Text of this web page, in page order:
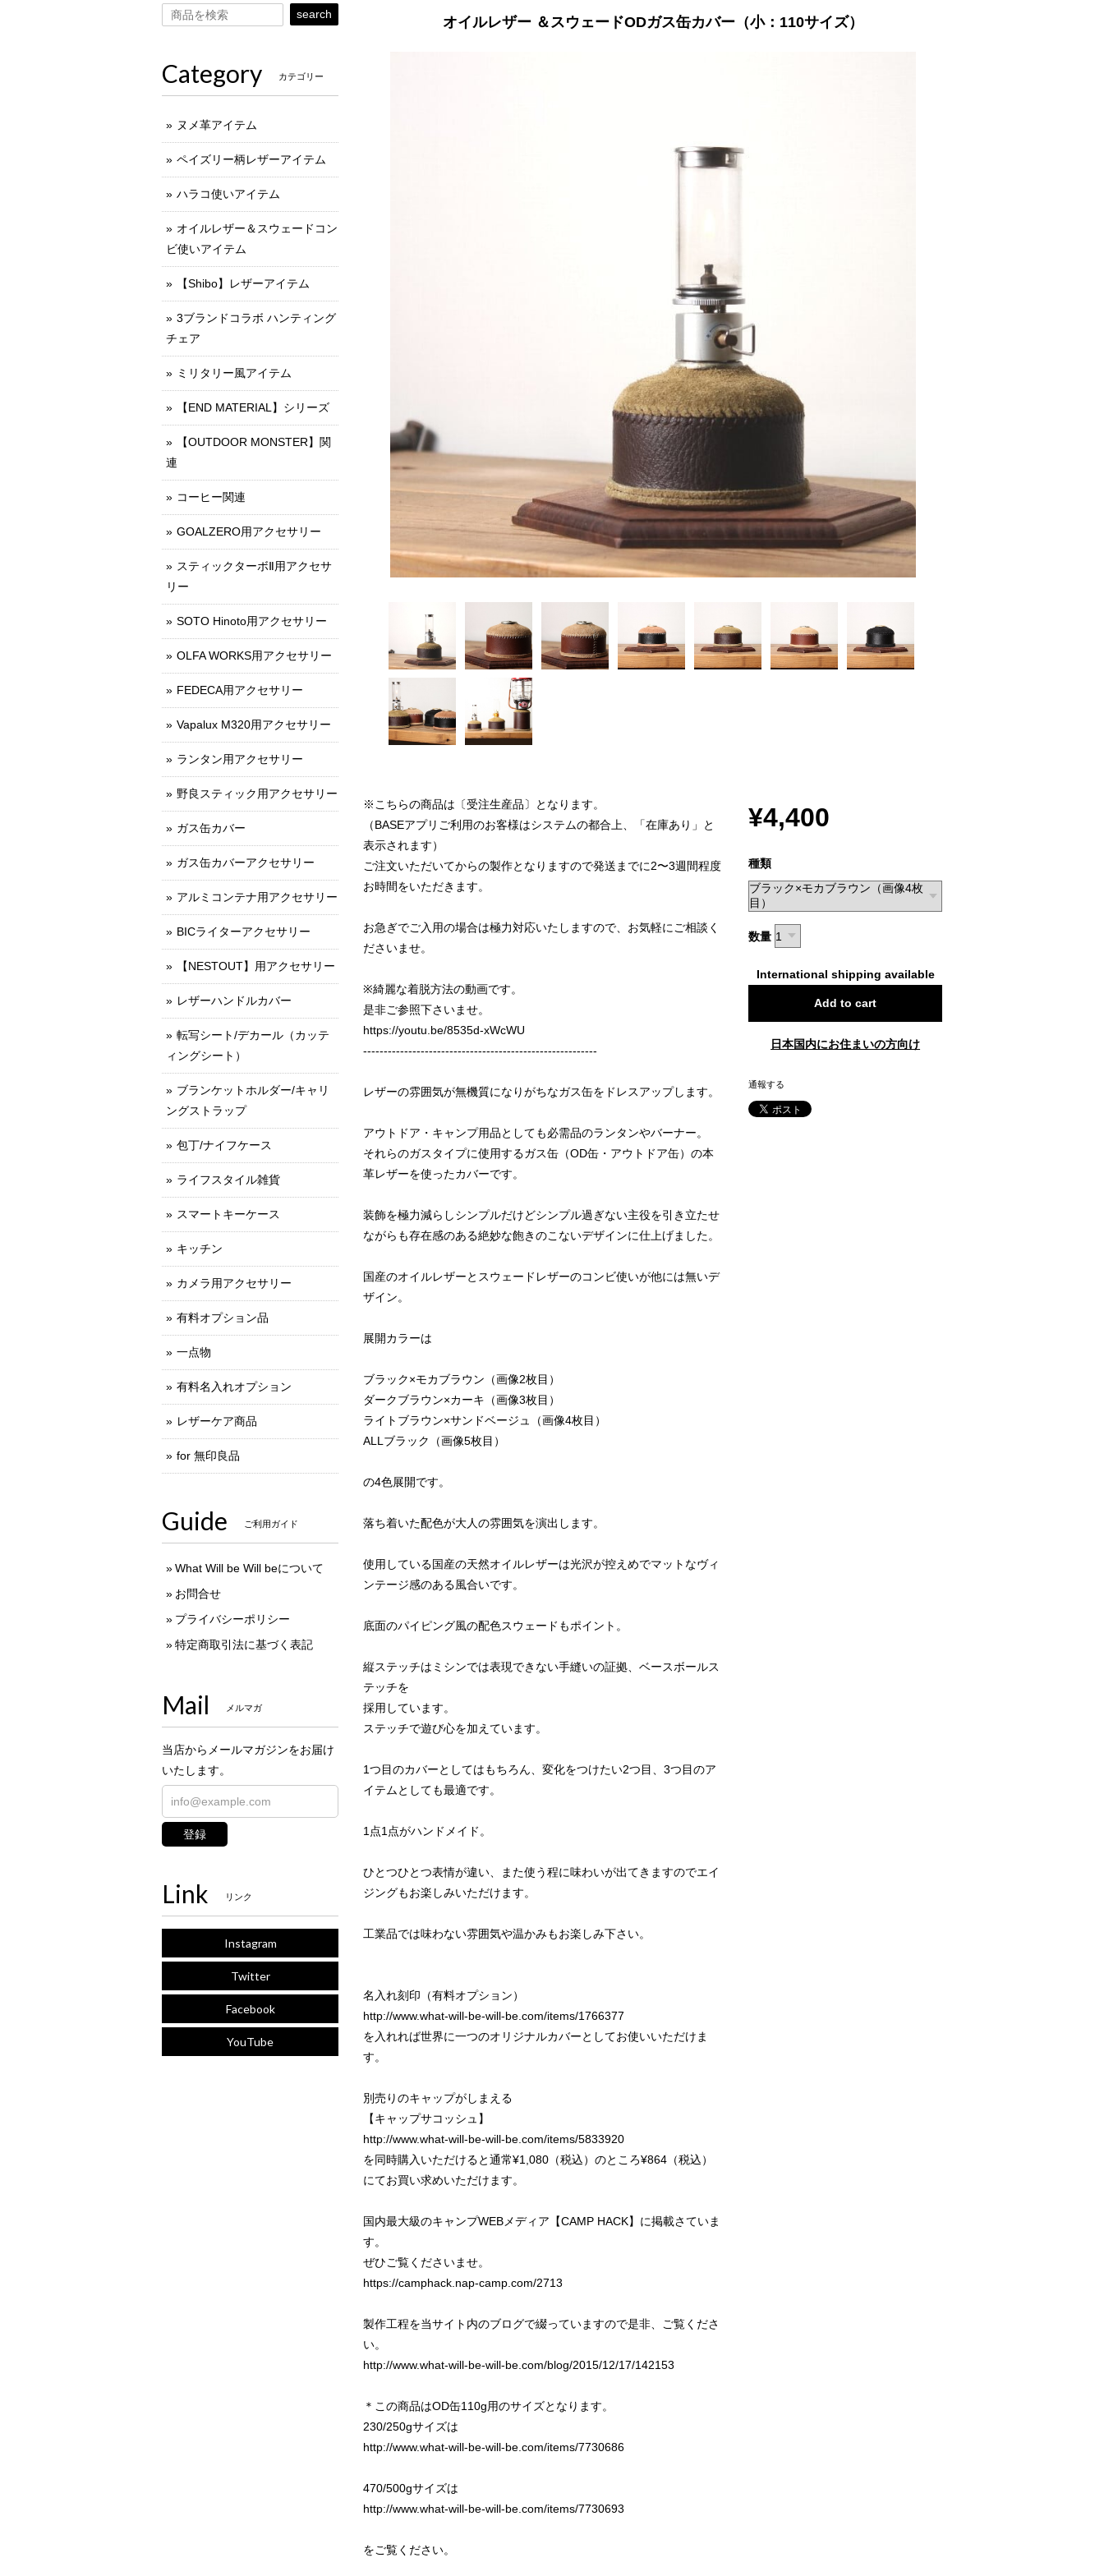
オイルレザー ＆スウェードODガス缶カバー（小：110サイズ）
※こちらの商品は〔受注生産品〕となります。
（BASEアプリご利用のお客様はシステムの都合上、「在庫あり」と
表示されます）
ご注文いただいてからの製作となりますので発送までに2〜3週間程度
お時間をいただきます。
お急ぎでご入用の場合は極力対応いたしますので、お気軽にご相談く
ださいませ。
※綺麗な着脱方法の動画です。
是非ご参照下さいませ。
https://youtu.be/8535d-xWcWU
---------------------------------------------------------
レザーの雰囲気が無機質になりがちなガス缶をドレスアップします。
アウトドア・キャンプ用品としても必需品のランタンやバーナー。
それらのガスタイプに使用するガス缶（OD缶・アウトドア缶）の本
革レザーを使ったカバーです。
装飾を極力減らしシンプルだけどシンプル過ぎない主役を引き立たせ
ながらも存在感のある絶妙な飽きのこないデザインに仕上げました。
国産のオイルレザーとスウェードレザーのコンビ使いが他には無いデ
ザイン。
展開カラーは
ブラック×モカブラウン（画像2枚目）
ダークブラウン×カーキ（画像3枚目）
ライトブラウン×サンドベージュ（画像4枚目）
ALLブラック（画像5枚目）
の4色展開です。
落ち着いた配色が大人の雰囲気を演出します。
使用している国産の天然オイルレザーは光沢が控えめでマットなヴィ
ンテージ感のある風合いです。
底面のパイピング風の配色スウェードもポイント。
縦ステッチはミシンでは表現できない手縫いの証拠、ベースボールス
テッチを
採用しています。
ステッチで遊び心を加えています。
1つ目のカバーとしてはもちろん、変化をつけたい2つ目、3つ目のア
イテムとしても最適です。
1点1点がハンドメイド。
ひとつひとつ表情が違い、また使う程に味わいが出てきますのでエイ
ジングもお楽しみいただけます。
工業品では味わない雰囲気や温かみもお楽しみ下さい。
名入れ刻印（有料オプション）
http://www.what-will-be-will-be.com/items/1766377
を入れれば世界に一つのオリジナルカバーとしてお使いいただけま
す。
別売りのキャップがしまえる
【キャップサコッシュ】
http://www.what-will-be-will-be.com/items/5833920
を同時購入いただけると通常¥1,080（税込）のところ¥864（税込）
にてお買い求めいただけます。
国内最大級のキャンプWEBメディア【CAMP HACK】に掲載さていま
す。
ぜひご覧くださいませ。
https://camphack.nap-camp.com/2713
製作工程を当サイト内のブログで綴っていますので是非、ご覧くださ
い。
http://www.what-will-be-will-be.com/blog/2015/12/17/142153
＊この商品はOD缶110g用のサイズとなります。
230/250gサイズは
http://www.what-will-be-will-be.com/items/7730686
470/500gサイズは
http://www.what-will-be-will-be.com/items/7730693
をご覧ください。
¥4,400
種類
数量
International shipping available
Add to cart
日本国内にお住まいの方向け
通報する
search
Category カテゴリー
ヌメ革アイテム
ペイズリー柄レザーアイテム
ハラコ使いアイテム
オイルレザー＆スウェードコン
ビ使いアイテム
【Shibo】レザーアイテム
3ブランドコラボ ハンティング
チェア
ミリタリー風アイテム
【END MATERIAL】シリーズ
【OUTDOOR MONSTER】関
連
コーヒー関連
GOALZERO用アクセサリー
スティックターボⅡ用アクセサ
リー
SOTO Hinoto用アクセサリー
OLFA WORKS用アクセサリー
FEDECA用アクセサリー
Vapalux M320用アクセサリー
ランタン用アクセサリー
野良スティック用アクセサリー
ガス缶カバー
ガス缶カバーアクセサリー
アルミコンテナ用アクセサリー
BICライターアクセサリー
【NESTOUT】用アクセサリー
レザーハンドルカバー
転写シート/デカール（カッテ
ィングシート）
ブランケットホルダー/キャリ
ングストラップ
包丁/ナイフケース
ライフスタイル雑貨
スマートキーケース
キッチン
カメラ用アクセサリー
有料オプション品
一点物
有料名入れオプション
レザーケア商品
for 無印良品
Guide ご利用ガイド
What Will be Will beについて
お問合せ
プライバシーポリシー
特定商取引法に基づく表記
Mail メルマガ
当店からメールマガジンをお届け
いたします。
登録
Link リンク
Instagram
Twitter
Facebook
YouTube